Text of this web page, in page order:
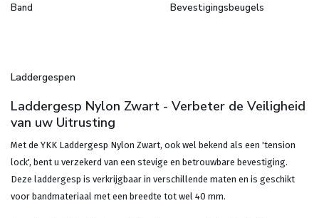
Band Bevestigingsbeugels
Laddergespen
Laddergesp Nylon Zwart - Verbeter de Veiligheid
van uw Uitrusting
Met de YKK Laddergesp Nylon Zwart, ook wel bekend als een 'tension
lock', bent u verzekerd van een stevige en betrouwbare bevestiging.
Deze laddergesp is verkrijgbaar in verschillende maten en is geschikt
voor bandmateriaal met een breedte tot wel 40 mm.